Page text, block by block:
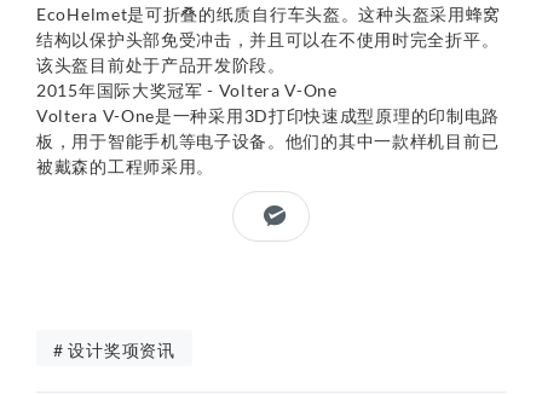
EcoHelmet是可折叠的纸质自行车头盔。这种头盔采用蜂窝
结构以保护头部免受冲击，并且可以在不使用时完全折平。
该头盔目前处于产品开发阶段。
2015年国际大奖冠军 - Voltera V-One
Voltera V-One是一种采用3D打印快速成型原理的印制电路
板，用于智能手机等电子设备。他们的其中一款样机目前已
被戴森的工程师采用。
# 设计奖项资讯